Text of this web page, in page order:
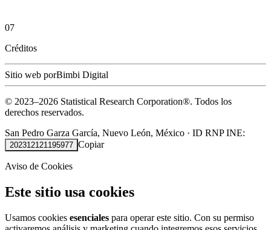
07
Créditos
Sitio web porBimbi Digital
© 2023–2026 Statistical Research Corporation®. Todos los
derechos reservados.
San Pedro Garza García, Nuevo León, México · ID RNP INE:
202312121195977 Copiar
Aviso de Cookies
Este sitio usa cookies
Usamos cookies esenciales para operar este sitio. Con su permiso